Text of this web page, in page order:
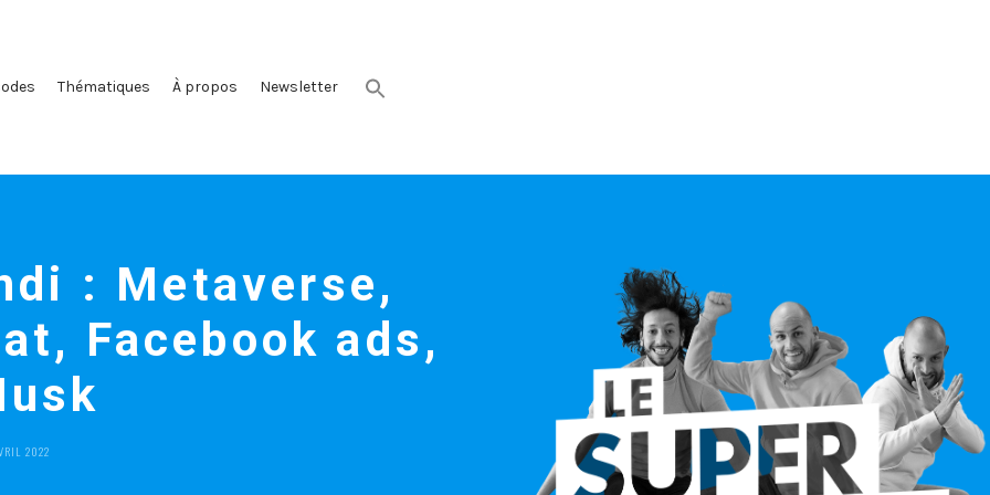
Thématiques À propos Newsletter
: Metaverse,
Facebook ads,
2022